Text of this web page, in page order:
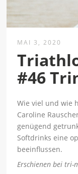
MAI 3, 2020
#46
Wie viel und wie
Caroline
genügend
Softdrinks eine
beeinflussen.
Erschienen bei tri-